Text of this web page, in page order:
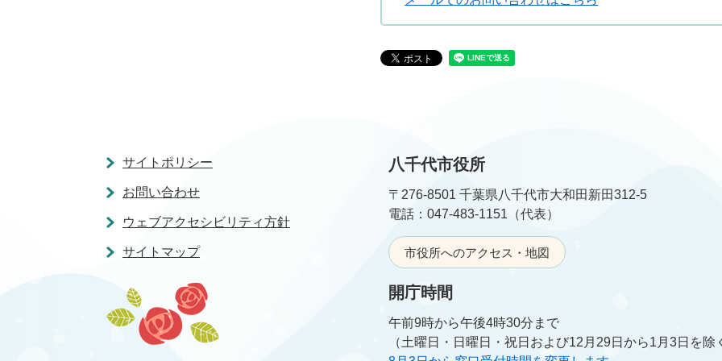
サイトポリシー
お問い合わせ
ウェブアクセシビリティ方針
サイトマップ
八千代市役所
〒276-8501 千葉県八千代市大和田新田312-5
電話：047-483-1151（代表）
市役所へのアクセス・地図
開庁時間
午前9時から午後4時30分まで
（土曜日・日曜日・祝日および12月29日から1月3日を除